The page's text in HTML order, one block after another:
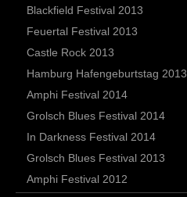
Blackfield Festival 2013
Feuertal Festival 2013
Castle Rock 2013
Hamburg Hafengeburtstag 2013
Amphi Festival 2014
Grolsch Blues Festival 2014
In Darkness Festival 2014
Grolsch Blues Festival 2013
Amphi Festival 2012